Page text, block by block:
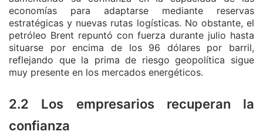
economías para adaptarse mediante reservas
estratégicas y nuevas rutas logísticas. No obstante, el
petróleo Brent repuntó con fuerza durante julio hasta
situarse por encima de los 96 dólares por barril,
reflejando que la prima de riesgo geopolítica sigue
muy presente en los mercados energéticos.
2.2 Los empresarios recuperan la
confianza